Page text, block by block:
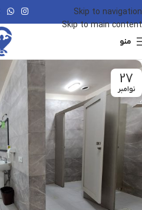
Skip to navigation
Skip to main content
منو
27
نوامبر